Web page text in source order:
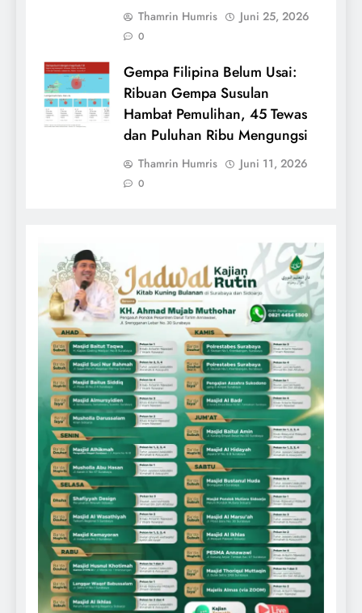
Thamrin Humris Juni 25, 2026
0
Gempa Filipina Belum Usai:
Ribuan Gempa Susulan
Hambat Pemulihan, 45 Tewas
dan Puluhan Ribu Mengungsi
Thamrin Humris Juni 11, 2026
0